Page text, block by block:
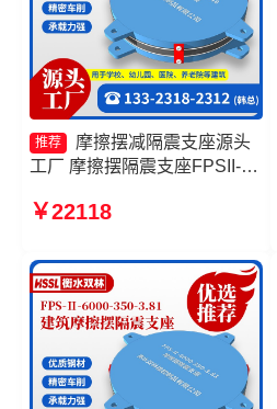
推荐
摩擦摆减隔震支座源头
工厂 摩擦摆隔震支座FPSII-
座FPSII-3000-300-3.48厂家
￥22118